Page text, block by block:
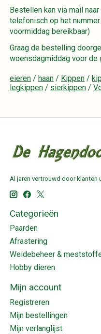
Bestellen kan via mail naar
telefonisch op het
voormiddag bereikbaar)
Graag de bestelling
woensdagmiddag voor de
eieren / haan / Kippen /
legkippen / sierkippen /
Al jaren vertrouwd door klanten
Categorieën
Paarden
Afrastering
Weidebeheer &
Hobby dieren
Mijn account
Registreren
Mijn bestellingen
Mijn verlanglijst